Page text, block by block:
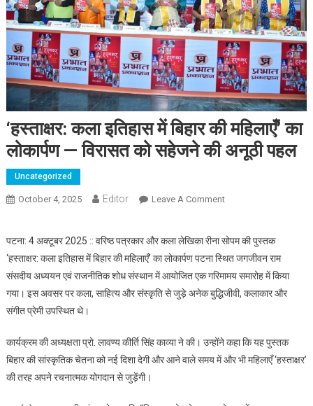
‘हस्ताक्षर: कला इतिहास में बिहार की महिलाएँ’ का
लोकार्पण — विरासत को सहेजने की अनूठी पहल
Uncategorized
October 4, 2025 Editor Leave A CommentOn ‘हस्ताक्षर: कला इतिहास
सहेजने की अनूठी पहल
पटना: 4 अक्टूबर 2025 :: वरिष्ठ पत्रकार और कला लेखिका रीना सोपम की पुस्तक
‘हस्ताक्षर: कला इतिहास में बिहार की महिलाएँ’ का लोकार्पण पटना स्थित जगजीवन राम
संसदीय अध्ययन एवं राजनीतिक शोध संस्थान में आयोजित एक गरिमामय समारोह में किया
गया। इस अवसर पर कला, साहित्य और संस्कृति से जुड़े अनेक बुद्धिजीवी, कलाकार और
संगीत प्रेमी उपस्थित थे।
कार्यक्रम की अध्यक्षता प्रो. लावण्य कीर्ति सिंह काव्या ने की। उन्होंने कहा कि यह पुस्तक
बिहार की सांस्कृतिक चेतना को नई दिशा देगी और आने वाले समय में और भी महिलाएँ ‘हस्ताक्षर’
की तरह अपने रचनात्मक योगदान से जुड़ेंगी।